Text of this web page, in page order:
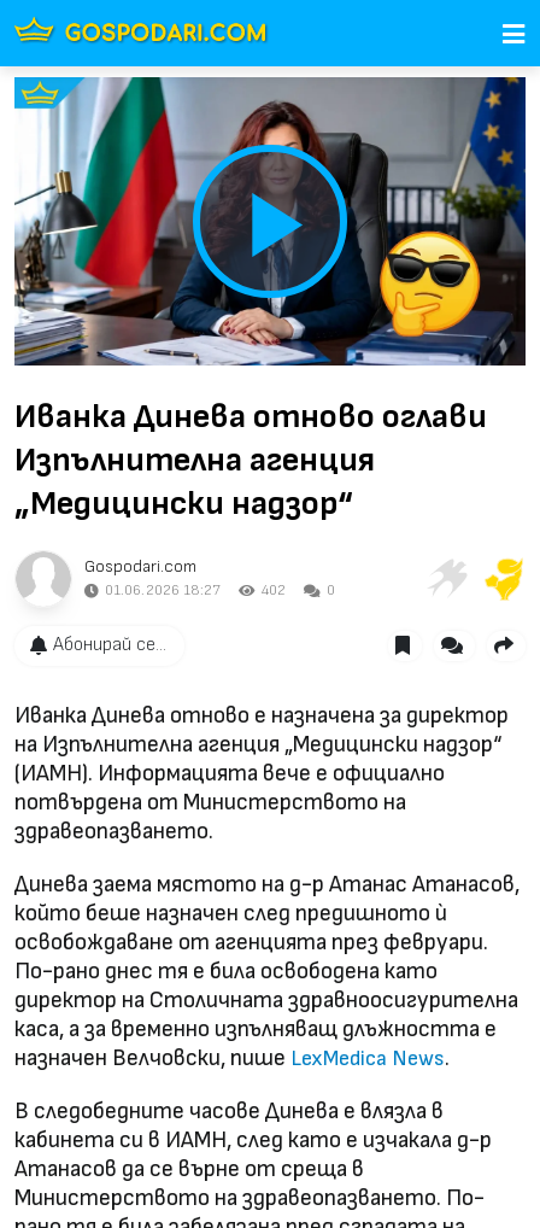
Play
Video
Иванка Динева отново оглави
Изпълнителна агенция
„Медицински надзор“
Gospodari.com
01.06.2026 18:27 402 0
Абонирай се...
Иванка Динева отново е назначена за директор
на Изпълнителна агенция „Медицински надзор“
(ИАМН). Информацията вече е официално
потвърдена от Министерството на
здравеопазването.
Динева заема мястото на д-р Атанас Атанасов,
който беше назначен след предишното ѝ
освобождаване от агенцията през февруари.
По-рано днес тя е била освободена като
директор на Столичната здравноосигурителна
каса, а за временно изпълняващ длъжността е
назначен Велчовски, пише LexMedica News.
В следобедните часове Динева е влязла в
кабинета си в ИАМН, след като е изчакала д-р
Атанасов да се върне от среща в
Министерството на здравеопазването. По-